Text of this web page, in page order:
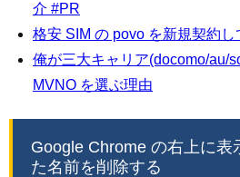
介 #PR
格安 SIM の povo を新規契約し
俺が三大キャリア(docomo/au/
MVNO を選ぶ理由
Google Chrome の右上に表
た名前を削除する